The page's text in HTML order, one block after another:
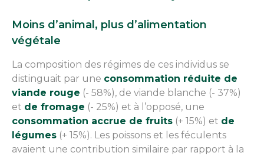
Moins d’animal, plus d’alimentation
végétale
La composition des régimes de ces individus se
distinguait par une consommation réduite de
viande rouge (- 58%), de viande blanche (- 37%)
et de fromage (- 25%) et à l’opposé, une
consommation accrue de fruits (+ 15%) et de
légumes (+ 15%). Les poissons et les féculents
avaient une contribution similaire par rapport à la